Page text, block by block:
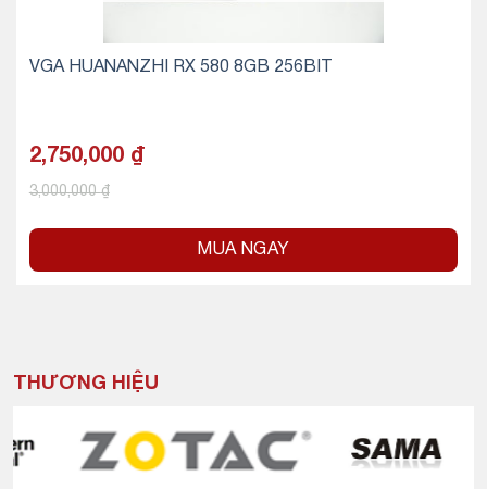
VGA HUANANZHI RX 580 8GB 256BIT
2,750,000 ₫
3,000,000₫
MUA NGAY
THƯƠNG HIỆU